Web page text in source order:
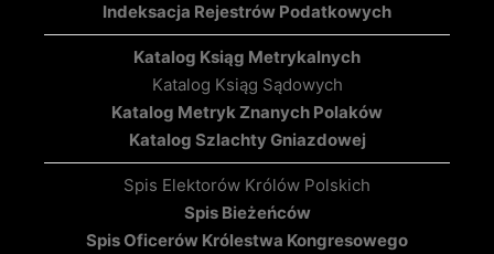
Indeksacja Rejestrów Podatkowych
Katalog Ksiąg Metrykalnych
Katalog Ksiąg Sądowych
Katalog Metryk Znanych Polaków
Katalog Szlachty Gniazdowej
Spis Elektorów Królów Polskich
Spis Bieżeńców
Spis Oficerów Królestwa Kongresowego